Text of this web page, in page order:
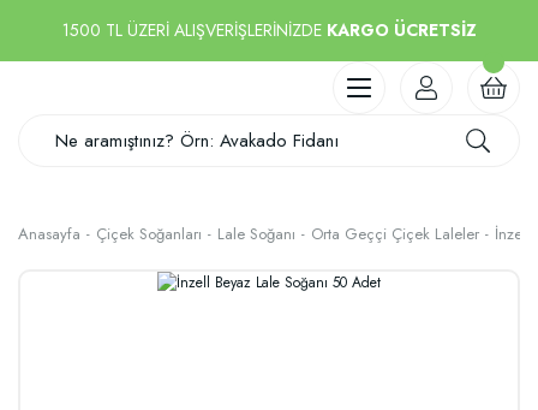
1500 TL ÜZERİ ALIŞVERİŞLERİNİZDE KARGO ÜCRETSİZ
Anasayfa Çiçek Soğanları Lale Soğanı Orta Geççi Çiçek Laleler İnzell